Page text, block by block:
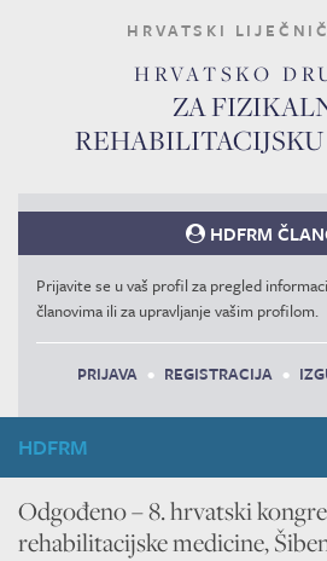
HRVATSKI
HRVATSKO
ZA
HDFRM
Prijavite se u vaš profil za pregled
članovima ili za upravljanje vašim profilom.
PRIJAVA • REGISTRACIJA •
HDFRM
Odgođeno – 8. hrvatski
rehabilitacijske medicine,